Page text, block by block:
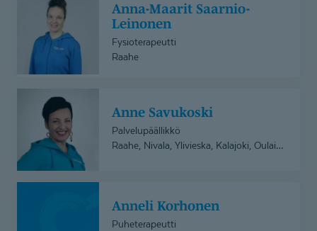
Saarnio-
Leinonen
Anna-Maarit Saarnio-
Leinonen
Fysioterapeutti
Raahe
Savukoski
Anne Savukoski
Palvelupäällikkö
Raahe, Nivala, Ylivieska, Kalajoki, Oulainen
Anneli Korhonen
Puheterapeutti